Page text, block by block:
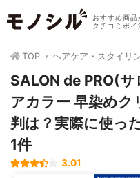
おすすめ商品
クチコミポイ
TOP ヘアケア・スタイリ
SALON de PRO(
アカラー 早染めク
判は？実際に使っ
1件
3.01